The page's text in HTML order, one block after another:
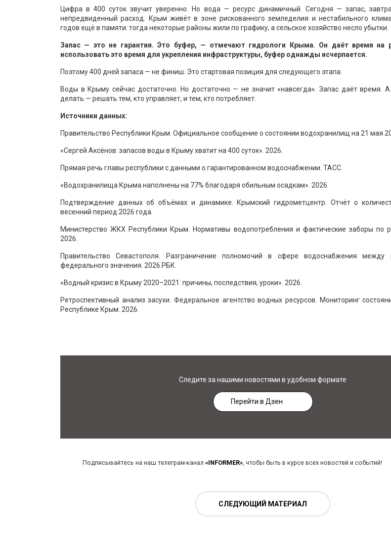
Цифра в 400 суток звучит уверенно. Но вода — ресурс динамичный. Сегодня — запас,
непредвиденный расход. Крым живёт в зоне рискованного земледелия и нестабильного
годов ещё в памяти: тогда некоторые районы жили по графику, а сельское хозяйство несло убытки.
Запас — это не гарантия. Это буфер, — отмечают гидрологи Крыма. Он даёт время на
использовать это время для укрепления инфраструктуры, буфер однажды исчерпается.
Поэтому 400 дней запаса — не финиш. Это стартовая позиция для следующего этапа.
Воды в Крыму сейчас достаточно. Но достаточно — не значит «навсегда». Запас даёт время.
делать — решать тем, кто управляет, и тем, кто потребляет.
Источники данных:
Правительство Республики Крым. Официальное сообщение о состоянии водохранилищ на 21 мая
«Сергей Аксёнов: запасов воды в Крыму хватит на 400 суток». 2026.
Прямая речь главы республики с данными о гарантированном водоснабжении. ТАСС.
«Водохранилища Крыма наполнены на 77% благодаря обильным осадкам». 2026.
Подтверждение данных об объёмах и динамике. Крымский гидрометцентр. Отчёт о
весенний период 2026 года.
Министерство ЖКХ Республики Крым. Нормативы водопотребления и фактические заборы по
2026.
Правительство Севастополя. Разграничение полномочий в сфере водоснабжения
федерального значения. 2026.РБК.
«Водный кризис в Крыму 2020–2021: причины, последствия, уроки». 2026.
Ретроспективный анализ засухи. Федеральное агентство водных ресурсов. Мониторинг
Республике Крым. 2026.
Следите за нашими новостями в удобном формате
Перейти в Дзен
Подписывайтесь на наш телеграм-канал «INFORMER», чтобы быть в курсе всех новостей и событий!
СЛЕДУЮЩИЙ МАТЕРИАЛ